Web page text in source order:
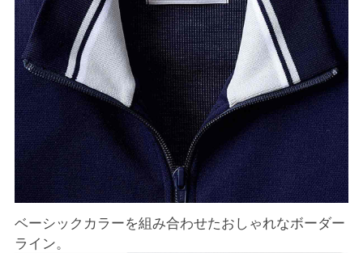
ベーシックカラーを組み合わせたおしゃれなボーダー
ライン。